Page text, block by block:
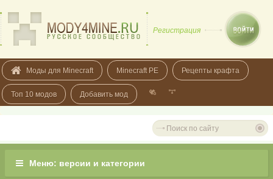
Регистрация
Моды для Minecraft Minecraft PE Рецепты крафта
Топ 10 модов Добавить мод